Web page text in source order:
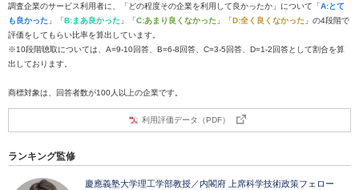
調査企業のサービス利用者に、「どの程度その企業を利用して良かったか」について「A:とて
も良かった 」「B:まあ良かった 」「C:あまり良くなかった 」「D:全く良くなかった 」の4段階で
評価をしてもらい比率を算出しています。
※10段階聴取については、A=9-10回答、B=6-8回答、C=3-5回答、D=1-2回答として割合を算
出しております。
商標対象は、回答者数が100人以上の企業です。
利用評価データ（PDF）
ランキング監修
慶應義塾大学理工学部教授／内閣府 上席科学技術政策フェロー